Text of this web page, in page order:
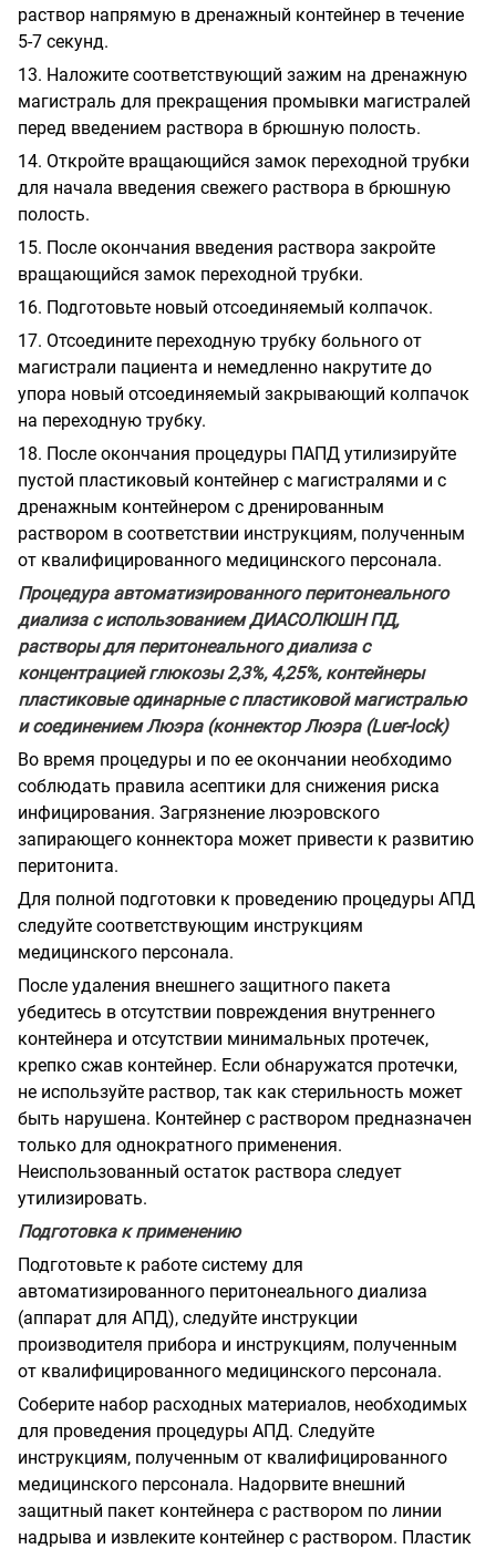
раствор напрямую в дренажный контейнер в течение
5-7 секунд.
13. Наложите соответствующий зажим на дренажную
магистраль для прекращения промывки магистралей
перед введением раствора в брюшную полость.
14. Откройте вращающийся замок переходной трубки
для начала введения свежего раствора в брюшную
полость.
15. После окончания введения раствора закройте
вращающийся замок переходной трубки.
16. Подготовьте новый отсоединяемый колпачок.
17. Отсоедините переходную трубку больного от
магистрали пациента и немедленно накрутите до
упора новый отсоединяемый закрывающий колпачок
на переходную трубку.
18. После окончания процедуры ПАПД утилизируйте
пустой пластиковый контейнер с магистралями и с
дренажным контейнером с дренированным
раствором в соответствии инструкциям, полученным
от квалифицированного медицинского персонала.
Процедура автоматизированного перитонеального
диализа с использованием ДИАСОЛЮШН ПД,
растворы для перитонеального диализа с
концентрацией глюкозы 2,3%, 4,25%, контейнеры
пластиковые одинарные с пластиковой магистралью
и соединением Люэра (коннектор Люэра (Luer-lock)
Во время процедуры и по ее окончании необходимо
соблюдать правила асептики для снижения риска
инфицирования. Загрязнение люэровского
запирающего коннектора может привести к развитию
перитонита.
Для полной подготовки к проведению процедуры АПД
следуйте соответствующим инструкциям
медицинского персонала.
После удаления внешнего защитного пакета
убедитесь в отсутствии повреждения внутреннего
контейнера и отсутствии минимальных протечек,
крепко сжав контейнер. Если обнаружатся протечки,
не используйте раствор, так как стерильность может
быть нарушена. Контейнер с раствором предназначен
только для однократного применения.
Неиспользованный остаток раствора следует
утилизировать.
Подготовка к применению
Подготовьте к работе систему для
автоматизированного перитонеального диализа
(аппарат для АПД), следуйте инструкции
производителя прибора и инструкциям, полученным
от квалифицированного медицинского персонала.
Соберите набор расходных материалов, необходимых
для проведения процедуры АПД. Следуйте
инструкциям, полученным от квалифицированного
медицинского персонала. Надорвите внешний
защитный пакет контейнера с раствором по линии
надрыва и извлеките контейнер с раствором. Пластик